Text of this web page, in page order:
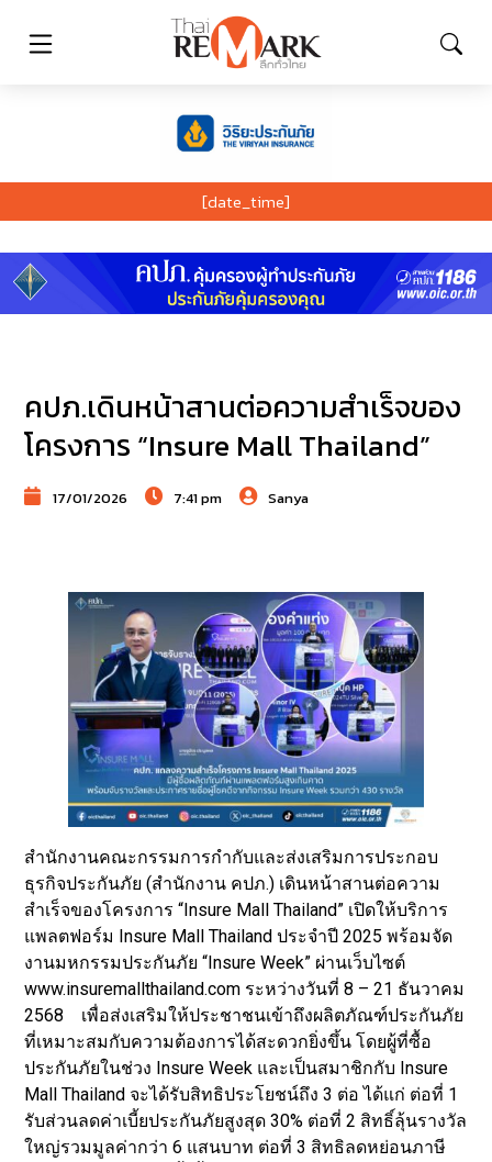
[date_time]
คปภ.เดินหน้าสานต่อความสำเร็จของ
โครงการ “Insure Mall Thailand”
17/01/2026 7:41 pm Sanya
สำนักงานคณะกรรมการกำกับและส่งเสริมการประกอบ
ธุรกิจประกันภัย (สำนักงาน คปภ.) เดินหน้าสานต่อความ
สำเร็จของโครงการ “Insure Mall Thailand” เปิดให้บริการ
แพลตฟอร์ม Insure Mall Thailand ประจำปี 2025 พร้อมจัด
งานมหกรรมประกันภัย “Insure Week” ผ่านเว็บไซต์
www.insuremallthailand.com ระหว่างวันที่ 8 – 21 ธันวาคม
2568 เพื่อส่งเสริมให้ประชาชนเข้าถึงผลิตภัณฑ์ประกันภัย
ที่เหมาะสมกับความต้องการได้สะดวกยิ่งขึ้น โดยผู้ที่ซื้อ
ประกันภัยในช่วง Insure Week และเป็นสมาชิกกับ Insure
Mall Thailand จะได้รับสิทธิประโยชน์ถึง 3 ต่อ ได้แก่ ต่อที่ 1
รับส่วนลดค่าเบี้ยประกันภัยสูงสุด 30% ต่อที่ 2 สิทธิ์ลุ้นรางวัล
ใหญ่รวมมูลค่ากว่า 6 แสนบาท ต่อที่ 3 สิทธิลดหย่อนภาษี